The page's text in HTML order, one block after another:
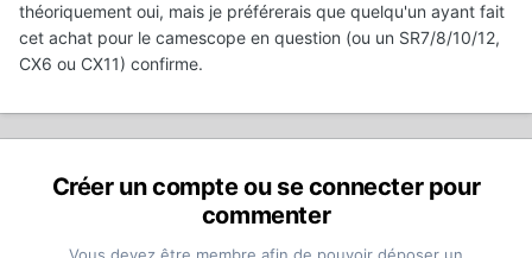
théoriquement oui, mais je préférerais que quelqu'un ayant fait
cet achat pour le camescope en question (ou un SR7/8/10/12,
CX6 ou CX11) confirme.
Créer un compte ou se connecter pour
commenter